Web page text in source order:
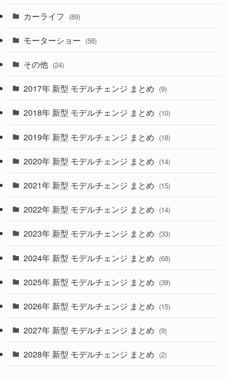
(6)
(9)
(30)
(27)
(27)
(26)
(10)
(35)
(10)
(9)
(22)
(4)
(9)
(4)
(1)
カーライフ (89)
モーターショー (58)
その他 (24)
2017年 新型 モデルチェンジ まとめ (9)
2018年 新型 モデルチェンジ まとめ (10)
2019年 新型 モデルチェンジ まとめ (18)
2020年 新型 モデルチェンジ まとめ (14)
2021年 新型 モデルチェンジ まとめ (15)
2022年 新型 モデルチェンジ まとめ (14)
2023年 新型 モデルチェンジ まとめ (33)
2024年 新型 モデルチェンジ まとめ (68)
2025年 新型 モデルチェンジ まとめ (39)
2026年 新型 モデルチェンジ まとめ (15)
2027年 新型 モデルチェンジ まとめ (9)
2028年 新型 モデルチェンジ まとめ (2)